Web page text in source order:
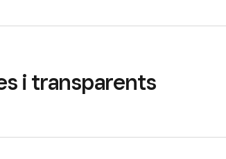
i transparents